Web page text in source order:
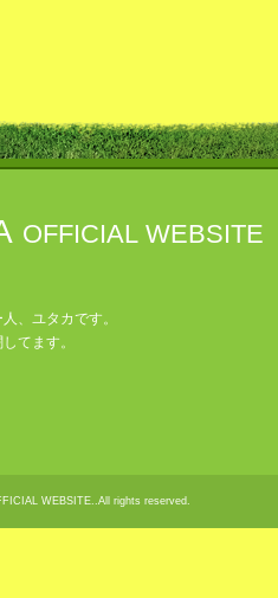
OFFICIAL WEBSITE
、ユタカです。
てます。
WEBSITE..All rights reserved.